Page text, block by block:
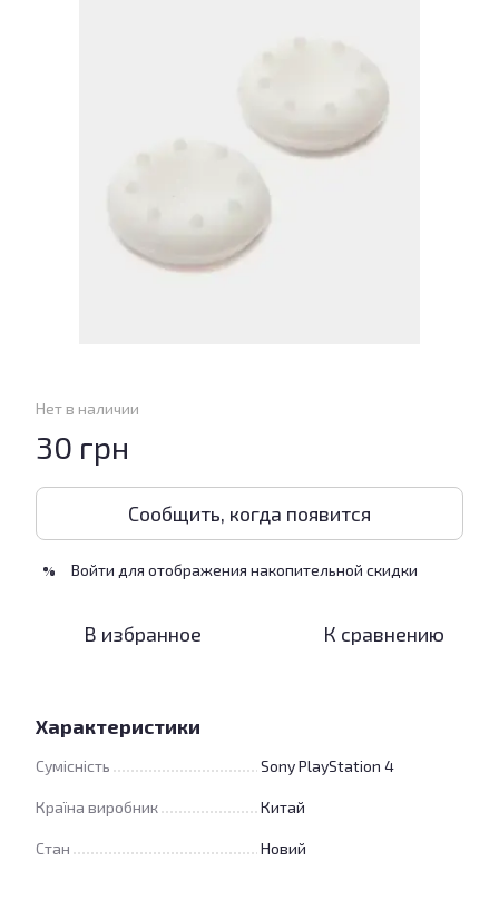
Нет в наличии
30 грн
Сообщить, когда появится
% Войти для отображения накопительной скидки
В избранное К сравнению
Характеристики
Сумісність Sony PlayStation 4
Країна виробник Китай
Стан Новий